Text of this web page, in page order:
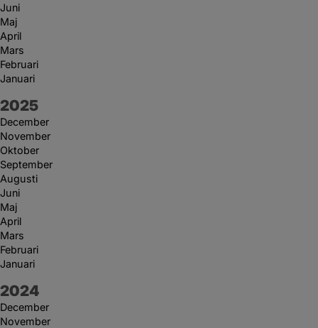
Juni
Maj
April
Mars
Februari
Januari
År:
2025
December
November
Oktober
September
Augusti
Juni
Maj
April
Mars
Februari
Januari
År:
2024
December
November